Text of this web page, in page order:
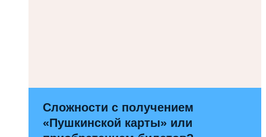
Сложности с получением
«Пушкинской карты» или